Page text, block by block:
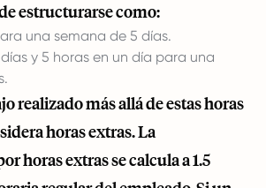
estructurarse como:
una semana de 5 días.
y 5 horas en un día para una
realizado más allá de estas horas
horas extras. La
horas extras se calcula a 1.5